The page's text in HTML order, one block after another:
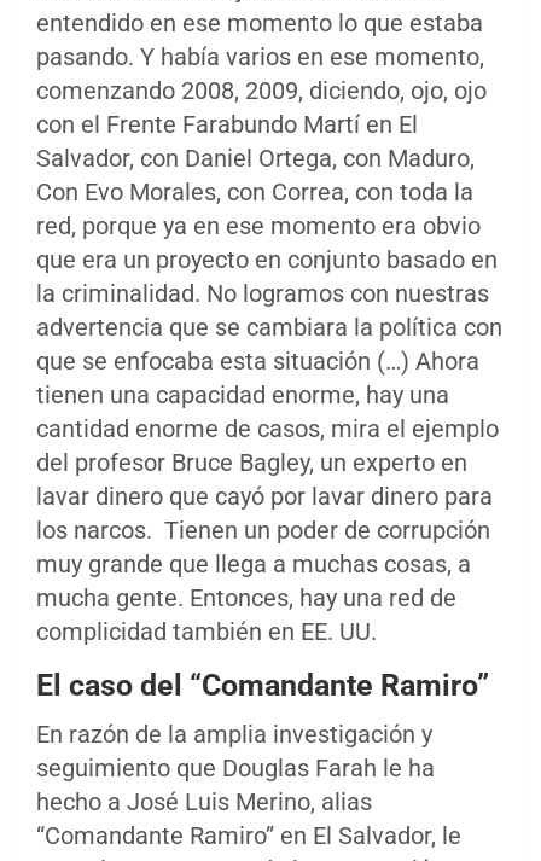
entendido en ese momento lo que estaba
pasando. Y había varios en ese momento,
comenzando 2008, 2009, diciendo, ojo, ojo
con el Frente Farabundo Martí en El
Salvador, con Daniel Ortega, con Maduro,
Con Evo Morales, con Correa, con toda la
red, porque ya en ese momento era obvio
que era un proyecto en conjunto basado en
la criminalidad. No logramos con nuestras
advertencia que se cambiara la política con
que se enfocaba esta situación (…) Ahora
tienen una capacidad enorme, hay una
cantidad enorme de casos, mira el ejemplo
del profesor Bruce Bagley, un experto en
lavar dinero que cayó por lavar dinero para
los narcos. Tienen un poder de corrupción
muy grande que llega a muchas cosas, a
mucha gente. Entonces, hay una red de
complicidad también en EE. UU.
El caso del “Comandante Ramiro”
En razón de la amplia investigación y
seguimiento que Douglas Farah le ha
hecho a José Luis Merino, alias
“Comandante Ramiro” en El Salvador, le